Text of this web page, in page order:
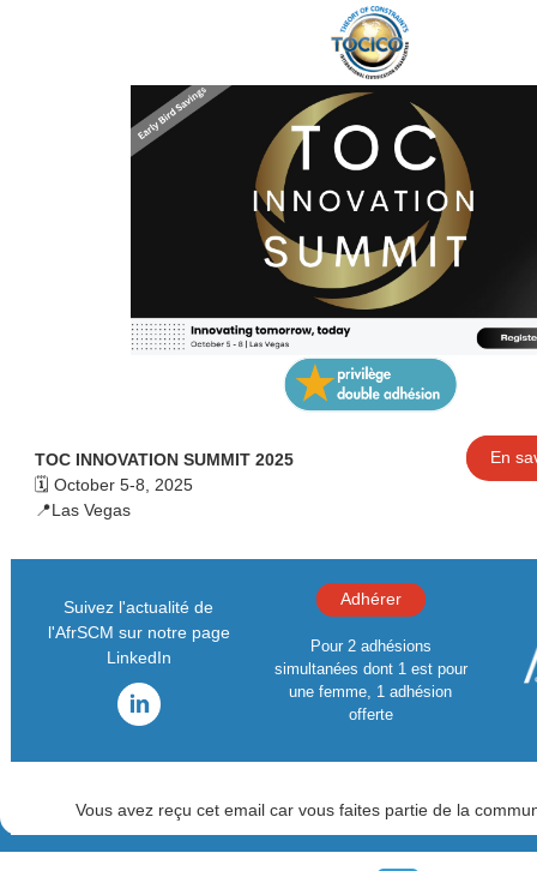
TOC INNOVATION SUMMIT 2025
🗓️ October 5-8, 2025
📍Las Vegas
En
Suivez l'actualité de
l'AfrSCM sur notre page
LinkedIn
Adhérer
Pour 2 adhésions
simultanées dont 1 est pour
une femme, 1 adhésion
offerte
Vous avez reçu cet email car vous faites partie de la